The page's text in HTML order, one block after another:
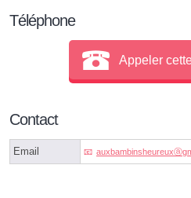
Téléphone
Appeler
Contact
Email